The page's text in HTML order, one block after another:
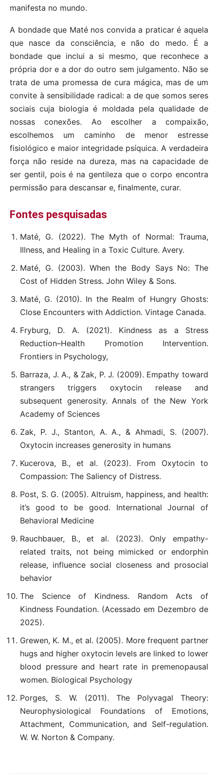
manifesta no mundo.
A bondade que Maté nos convida a praticar é aquela
que nasce da consciência, e não do medo. É a
bondade que inclui a si mesmo, que reconhece a
própria dor e a dor do outro sem julgamento. Não se
trata de uma promessa de cura mágica, mas de um
convite à sensibilidade radical: a de que somos seres
sociais cuja biologia é moldada pela qualidade de
nossas conexões. Ao escolher a compaixão,
escolhemos um caminho de menor estresse
fisiológico e maior integridade psíquica. A verdadeira
força não reside na dureza, mas na capacidade de
ser gentil, pois é na gentileza que o corpo encontra
permissão para descansar e, finalmente, curar.
Fontes pesquisadas
Maté, G. (2022). The Myth of Normal: Trauma,
Illness, and Healing in a Toxic Culture. Avery.
Maté, G. (2003). When the Body Says No: The
Cost of Hidden Stress. John Wiley & Sons.
Maté, G. (2010). In the Realm of Hungry Ghosts:
Close Encounters with Addiction. Vintage Canada.
Fryburg, D. A. (2021). Kindness as a Stress
Reduction–Health Promotion Intervention.
Frontiers in Psychology,
Barraza, J. A., & Zak, P. J. (2009). Empathy toward
strangers triggers oxytocin release and
subsequent generosity. Annals of the New York
Academy of Sciences
Zak, P. J., Stanton, A. A., & Ahmadi, S. (2007).
Oxytocin increases generosity in humans
Kucerova, B., et al. (2023). From Oxytocin to
Compassion: The Saliency of Distress.
Post, S. G. (2005). Altruism, happiness, and health:
it’s good to be good. International Journal of
Behavioral Medicine
Rauchbauer, B., et al. (2023). Only empathy-
related traits, not being mimicked or endorphin
release, influence social closeness and prosocial
behavior
The Science of Kindness. Random Acts of
Kindness Foundation. (Acessado em Dezembro de
2025).
Grewen, K. M., et al. (2005). More frequent partner
hugs and higher oxytocin levels are linked to lower
blood pressure and heart rate in premenopausal
women. Biological Psychology
Porges, S. W. (2011). The Polyvagal Theory:
Neurophysiological Foundations of Emotions,
Attachment, Communication, and Self-regulation.
W. W. Norton & Company.